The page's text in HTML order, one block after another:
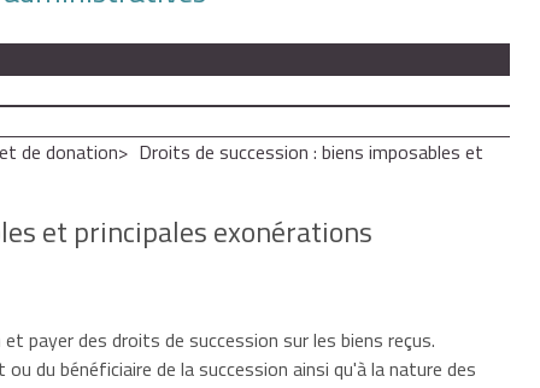
de donation
Droits de succession : biens imposables et
et principales exonérations
payer des droits de succession sur les biens reçus.
du bénéficiaire de la succession ainsi qu'à la nature des